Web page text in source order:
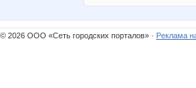
© 2026 ООО «Сеть городских порталов» · Реклама